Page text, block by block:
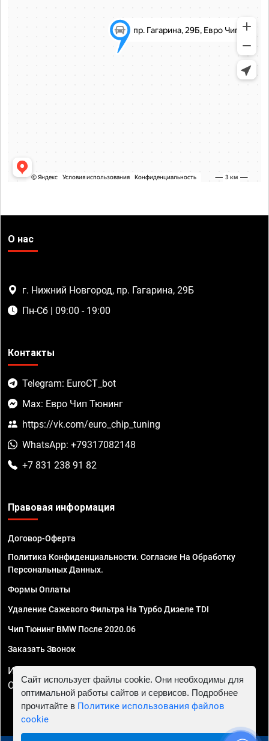
О нас
г. Нижний Новгород, пр. Гагарина, 29Б
Пн-Сб | 09:00 - 19:00
Контакты
Telegram: EuroCT_bot
Max: Евро Чип Тюнинг
https://vk.com/euro_chip_tuning
WhatsApp: +79317082148
+7 831 238 91 82
Правовая информация
Договор-Оферта
Политика Конфиденциальности. Согласие На Обработку
Персональных Данных.
Формы Оплаты
Удаление Сажевого Фильтра На Турбо Дизеле TDI
Чип Тюнинг BMW После 2020.06
Заказать Звонок
ИП Смирнов Георгий Павлович. ИНН 781302555843,
ОГРНИП 324470400032610
Сайт использует файлы cookie. Они необходимы для
оптимальной работы сайтов и сервисов. Подробнее
прочитайте в Политике использования файлов
cookie